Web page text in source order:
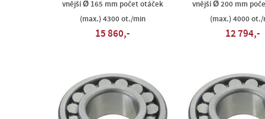
vnější Ø 165 mm počet otáček
(max.) 4300 ot./min
15 860,-
vnější Ø 200 mm
(max.) 4000 ot./
12 794,-